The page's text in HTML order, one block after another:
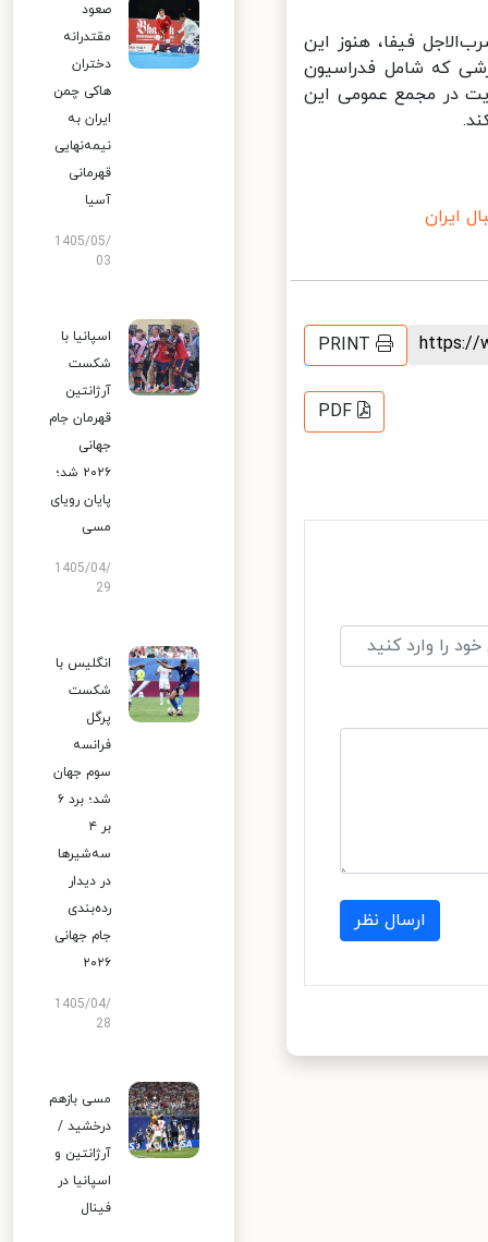
فیفا، هنوز این
که شامل فدراسیون
در مجمع عمومی این
ایران
PRINT
PDF
ارسال نظر
صعود
مقتدرانه
دختران
هاکی چمن
ایران به
نیمه‌نهایی
قهرمانی
آسیا
1405/05/
03
اسپانیا با
شکست
آرژانتین
قهرمان جام
جهانی
۲۰۲۶ شد؛
پایان رویای
مسی
1405/04/
29
انگلیس با
شکست
پرگل
فرانسه
سوم جهان
شد؛ برد ۶
بر ۴
سه‌شیرها
در دیدار
رده‌بندی
جام جهانی
۲۰۲۶
1405/04/
28
مسی بازهم
درخشید /
آرژانتین و
اسپانیا در
فینال